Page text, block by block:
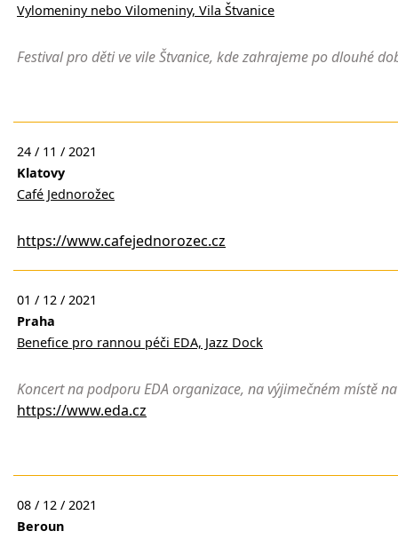
Vylomeniny nebo Vilomeniny, Vila Štvanice
Festival pro děti ve vile Štvanice, kde zahrajeme po dlouhé
24 / 11 / 2021
Klatovy
Café Jednorožec
https://www.cafejednorozec.cz
01 / 12 / 2021
Praha
Benefice pro rannou péči EDA, Jazz Dock
Koncert na podporu EDA organizace, na výjimečném místě
https://www.eda.cz
08 / 12 / 2021
Beroun